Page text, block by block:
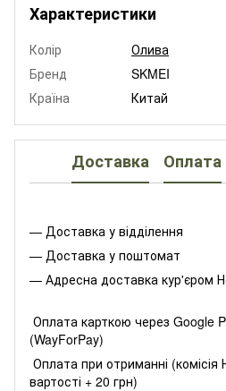
Характеристики
Колір
Олива
Бренд
SKMEI
Країна
Китай
Доставка Оплата
— Доставка у відділення
— Доставка у поштомат
— Адресна доставка кур'єром
Оплата карткою через Google
(WayForPay)
Оплата при отриманні (комісія
вартості + 20 грн)